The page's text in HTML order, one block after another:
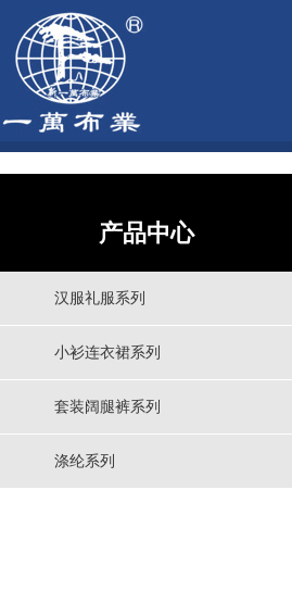
产品中心
汉服礼服系列
小衫连衣裙系列
套装阔腿裤系列
涤纶系列